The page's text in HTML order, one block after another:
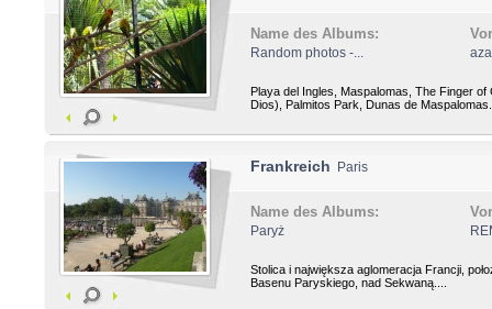
Name des Albums:
Random photos -...
Playa del Ingles, Maspalomas, The Finger of
Dios), Palmitos Park, Dunas de
Frankreich Paris
Name des Albums:
Paryż
Stolica i największa aglomeracja Francji,
Basenu Paryskiego, nad Sekwaną....